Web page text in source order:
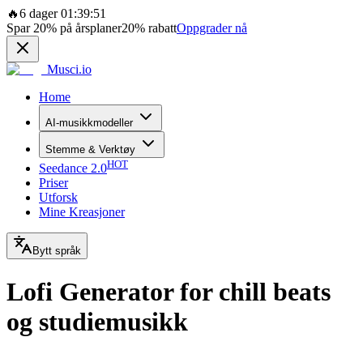
🔥6 dager 01:39:51
Spar 20% på årsplaner20% rabattOppgrader nå
Musci.io
Home
AI-musikkmodeller
Stemme & Verktøy
Seedance 2.0HOT
Priser
Utforsk
Mine Kreasjoner
Bytt språk
Lofi Generator for chill beats
og studiemusikk